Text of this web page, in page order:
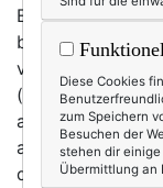
Es heißt ja oft,
besonders
verstehen. Ich
(mittlerweile 22,
ans Christkind
als ich mich
damit
Diese Cookies
zum Speichern
Besuchen der
stehen dir
Übermittlung an